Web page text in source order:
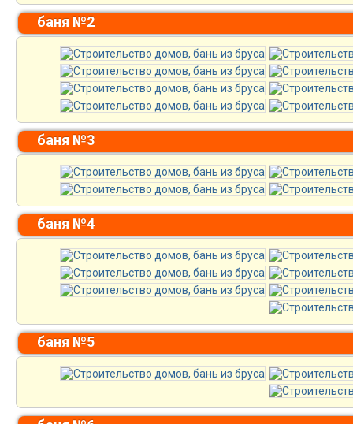
баня №2
баня №3
баня №4
баня №5